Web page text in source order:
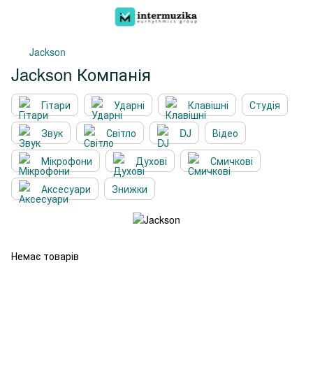
Jackson
Jackson Компанія
Гітари Ударні Клавішні
Студія
Звук
Світло DJ
Відео
Мікрофони
Духові
Смичкові
Аксесуари
Знижки
Немає товарів